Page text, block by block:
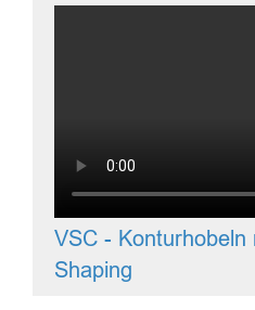
VSC - Konturhobeln
Shaping